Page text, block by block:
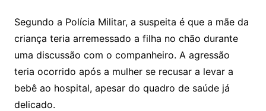
Segundo a Polícia Militar, a suspeita é que a mãe da
criança teria arremessado a filha no chão durante
uma discussão com o companheiro. A agressão
teria ocorrido após a mulher se recusar a levar a
bebê ao hospital, apesar do quadro de saúde já
delicado.